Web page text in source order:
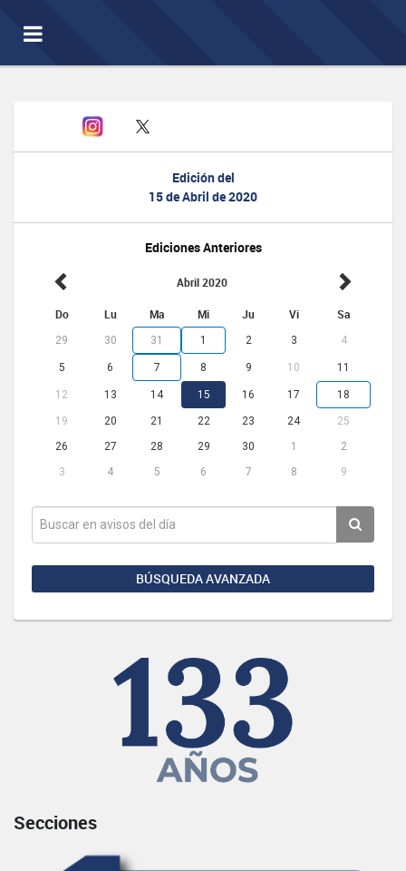
Toggle
navigation
Edición del
15 de Abril de 2020
Ediciones Anteriores
Abril 2020
Do Lu Ma Mi Ju Vi Sa
29 30 31 1 2 3 4
5 6 7 8 9 10 11
12 13 14 15 16 17 18
19 20 21 22 23 24
25
26
27 28 29 30 1
2
3
4 5 6 7 8 9
BÚSQUEDA AVANZADA
Secciones